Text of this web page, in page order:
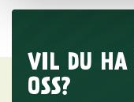
VIL DU HA
OSS?